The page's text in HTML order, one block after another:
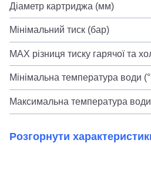
Діаметр картриджа (мм)
Мінімальний тиск (бар)
MAX різниця тиску гарячої та
Мінімальна температура води
Максимальна температура
Розгорнути